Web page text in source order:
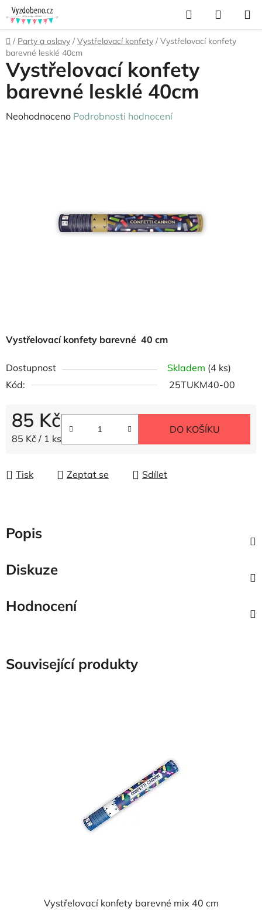
Přejít
na
obsah
Hledat
KOŠÍK
Domů
/ Party a oslavy / Vystřelovací konfety / Vystřelovací konfety
barevné lesklé 40cm
Vystřelovací konfety barevné 40 cm
Dostupnost Skladem (4 ks)
Kód:
25TUKM40-00
85 Kč
Měrná cena:
85 Kč / 1 ks
DO KOŠÍKU
Tisk Zeptat se Sdílet
Vystřelovací konfety
barevné lesklé 40cm
Průměrné
Neohodnoceno Podrobnosti hodnocení
Popis
Diskuze
Hodnocení
Související produkty
Vystřelovací konfety barevné mix 40 cm